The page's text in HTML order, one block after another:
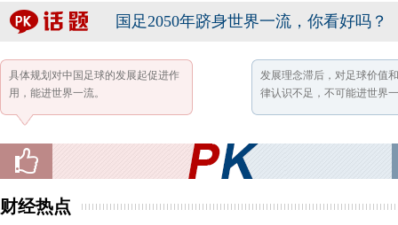
国足2050年跻身世界一流，你看好吗？
具体规划对中国足球的发展起促进作
用，能进世界一流。
发展理念滞后，对足球价值
律认识不足，不可能进世界
财经热点